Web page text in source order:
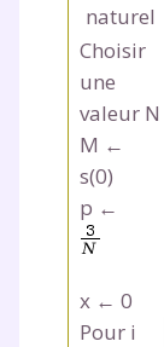
naturel
Choisir
une
valeur N
M ←
s(0)
p ←
x ← 0
Pour i